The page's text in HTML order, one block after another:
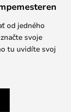
od jedného
svoje
tu uvidíte svoj